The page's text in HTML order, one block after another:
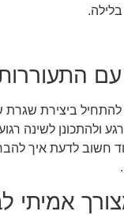
ביצירת
ולהתכונן
עוד חשוב לדעת איך
אמיתי